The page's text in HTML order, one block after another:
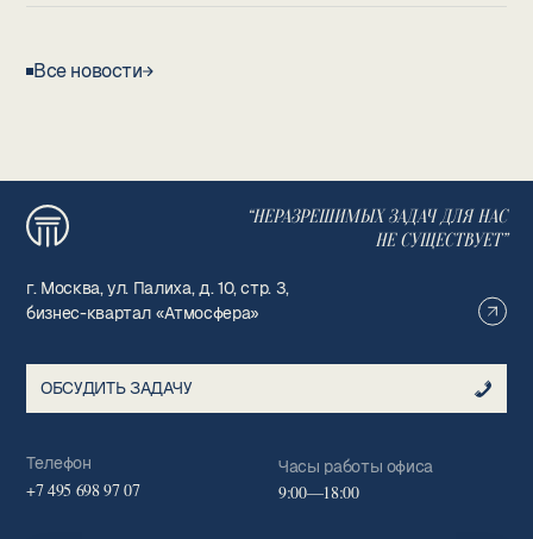
Все новости
“НЕРАЗРЕШИМЫХ ЗАДАЧ ДЛЯ НАС
НЕ СУЩЕСТВУЕТ”
г. Москва, ул. Палиха, д. 10, стр. 3,
бизнес-квартал «Атмосфера»
ОБСУДИТЬ ЗАДАЧУ
Телефон
+7 495 698 97 07
Часы работы офиса
9:00—18:00